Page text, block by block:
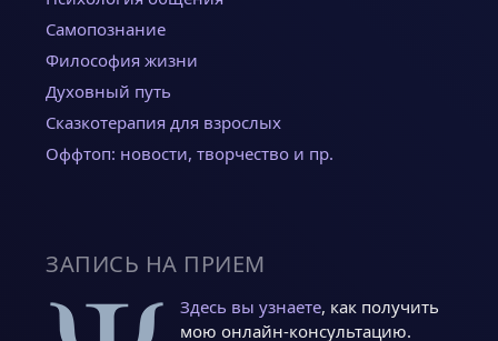
Самопознание
Философия жизни
Духовный путь
Сказкотерапия для взрослых
Оффтоп: новости, творчество и пр.
ЗАПИСЬ НА ПРИЕМ
Здесь вы узнаете, как получить
мою онлайн-консультацию.